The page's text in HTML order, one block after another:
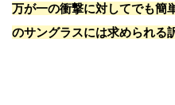
万が一の衝撃に対してでも簡
のサングラスには求められる